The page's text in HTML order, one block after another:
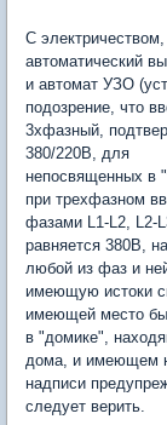
С
автоматический
и автомат УЗО
подозрение, что
3хфазный,
380/220В, для
непосвященных в
при трехфазном
фазами L1-L2, L2-
равняется 380В,
любой из фаз и
имеющую истоки
имеющей место
в "домике",
дома, и имеющем
надписи
следует верить.